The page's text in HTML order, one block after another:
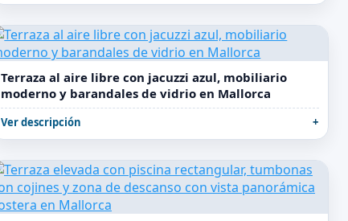
Terraza al aire libre con jacuzzi azul, mobiliario
moderno y barandales de vidrio en Mallorca
Ver descripción